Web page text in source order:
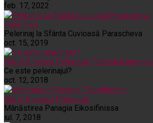
feb. 17, 2022
Pelerinaje
Pelerinaj la Sfânta Cuvioasă Parascheva
oct. 15, 2019
Noi și Biserica Pelerinaje Rânduieli liturgice
Ce este pelerinajul?
oct. 12, 2018
Noi și Biserica Pelerinaje
Mânăstirea Panagia Eikosifinissa
iul. 7, 2018